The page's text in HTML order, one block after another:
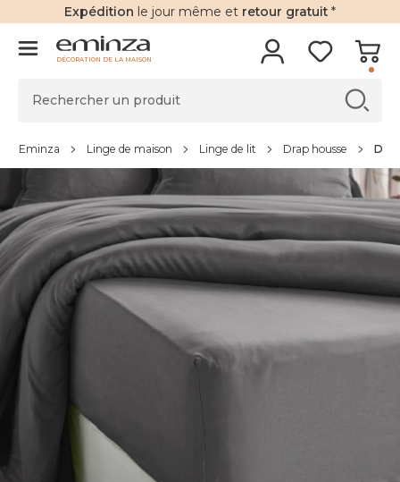
Expédition le jour même et retour gratuit *
DÉCORATION DE LA MAISON
Eminza Linge de maison Linge de lit Drap housse